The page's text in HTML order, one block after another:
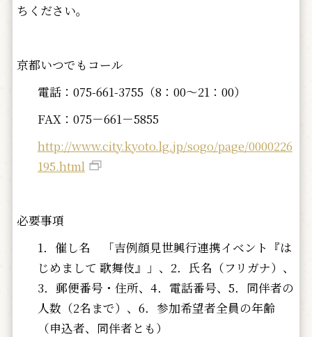
ちください。
京都いつでもコール
電話：075-661-3755（8：00～21：00）
FAX：075－661－5855
http://www.city.kyoto.lg.jp/sogo/page/0000226
195.html
必要事項
1．催し名 「吉例顔見世興行連携イベント『は
じめまして 歌舞伎』」、2．氏名（フリガナ）、
3．郵便番号・住所、4．電話番号、5．同伴者の
人数（2名まで）、6．参加希望者全員の年齢
（申込者、同伴者とも）